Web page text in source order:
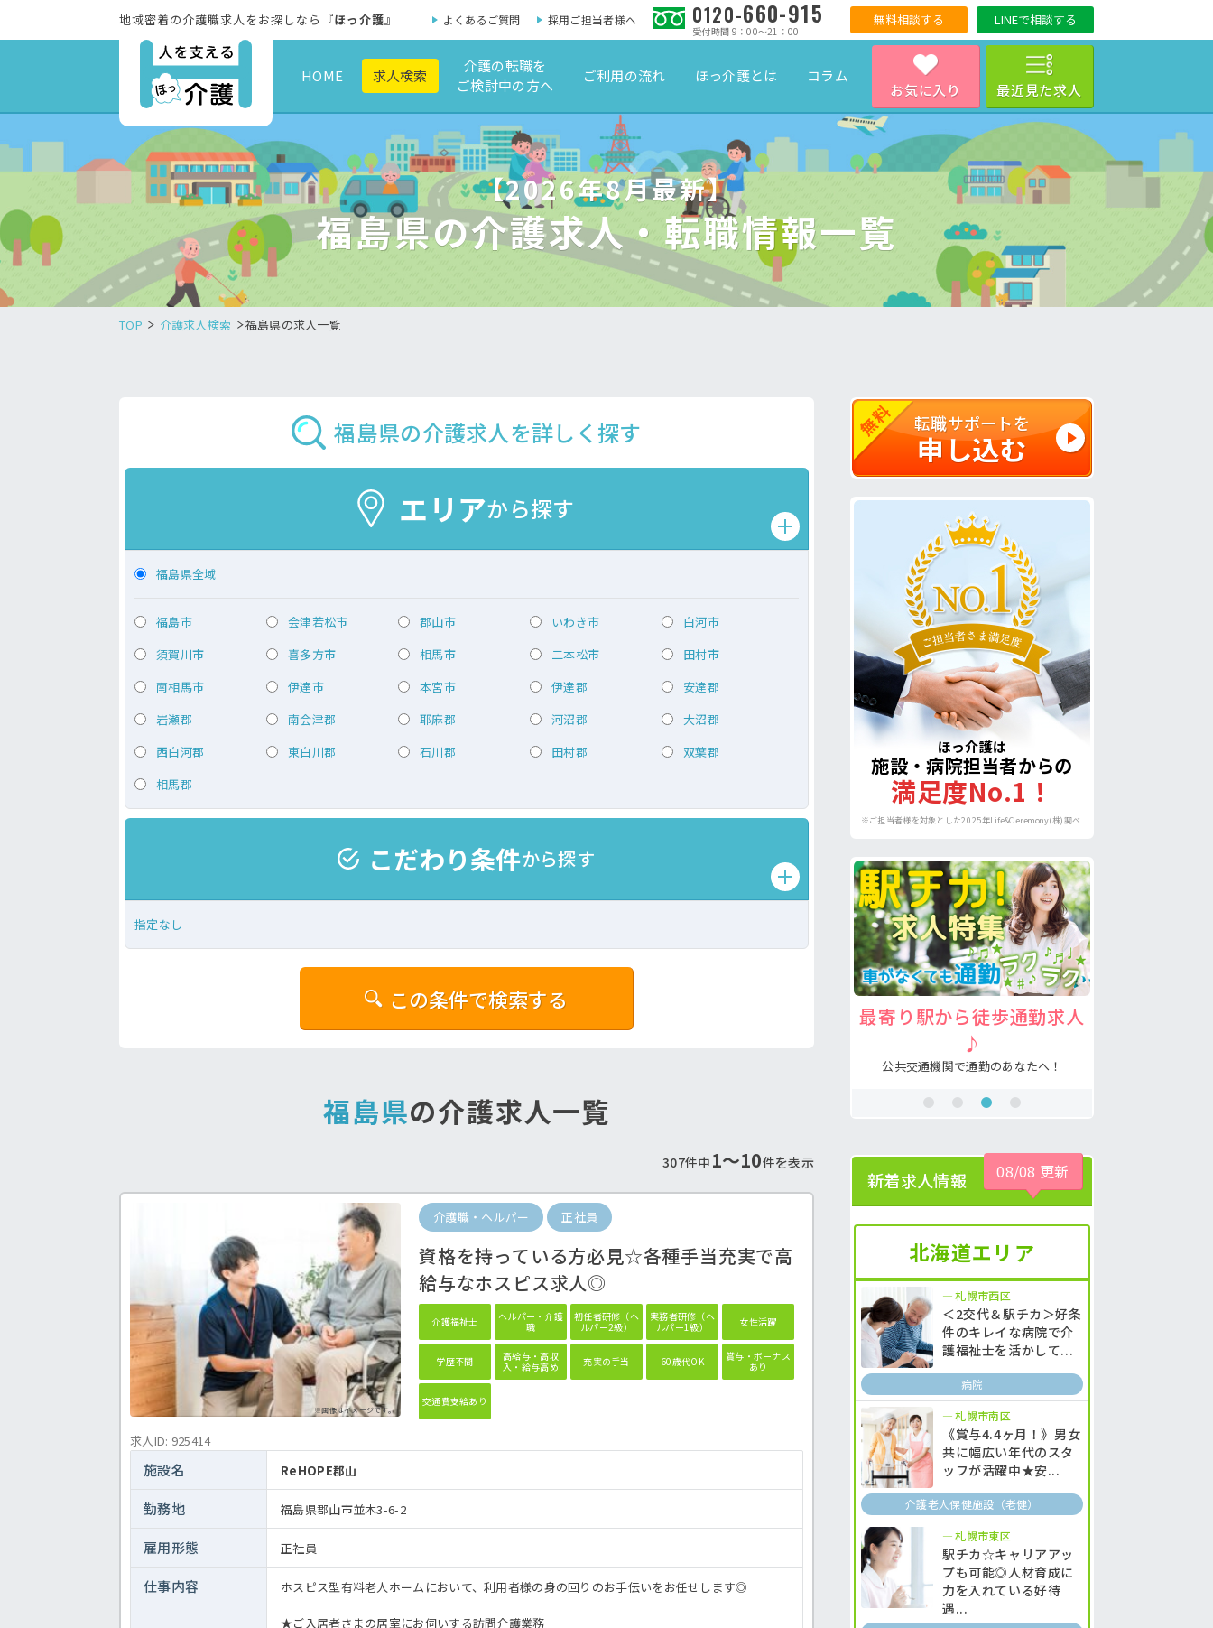
お気に入り 最近見た求人
地域密着の介護職求人をお探しなら『ほっ介護』 よくあるご質問 採用ご担当者様へ 0120-660-915
受付時間 9：00～21：00
無料相談する LINEで相談する
HOME 求人検索
介護の転職を
ご検討中の方へ
ご利用の流れ ほっ介護とは コラム
【2026年8月最新】
福島県の介護求人・転職情報一覧
TOP 介護求人検索 福島県の求人一覧
福島県の介護求人を詳しく探す
エリアから探す
福島県全域
福島市 会津若松市 郡山市 いわき市
白河市
須賀川市
喜多方市 相馬市 二本松市
田村市
南相馬市
伊達市 本宮市 伊達郡
安達郡
岩瀬郡
南会津郡 耶麻郡 河沼郡
大沼郡
西白河郡
東白川郡 石川郡 田村郡
双葉郡
相馬郡
こだわり条件から探す
指定なし
この条件で検索する
福島県の介護求人一覧
307件中 1〜10件を表示
※画像はイメージです。
介護職・ヘルパー 正社員
資格を持っている方必見☆各種手当充実で高
給与なホスピス求人◎
介護福祉士
ヘルパー・介護
職
初任者研修（ヘ
ルパー2級）
実務者研修（ヘ
ルパー1級）
女性活躍
学歴不問
高給与・高収
入・給与高め
充実の手当 60歳代OK
賞与・ボーナス
あり
交通費支給あり
求人ID: 925414
施設名 ReHOPE郡山
勤務地 福島県郡山市並木3-6-2
雇用形態 正社員
仕事内容 ホスピス型有料老人ホームにおいて、利用者様の身の回りのお手伝いをお任せします◎
★ご入居者さまの居室にお伺いする訪問介護業務
無料 転職サポートを
申し込む
ほっ介護は
施設・病院担当者からの
満足度No.1！
※ご担当者様を対象とした2025年Life&Ceremony(株)調べ
処遇改善手当しっかり支
注目の介護福祉士求人♪
あなたの希望が叶う求人が見つかる！
新着求人情報 08/08 更新
北海道エリア
札幌市西区
＜2交代＆駅チカ＞好条
件のキレイな病院で介
護福祉士を活かして...
病院
札幌市南区
《賞与4.4ヶ月！》男女
共に幅広い年代のスタ
ッフが活躍中★安...
介護老人保健施設（老健）
札幌市東区
駅チカ☆キャリアアッ
プも可能◎人材育成に
力を入れている好待
遇...